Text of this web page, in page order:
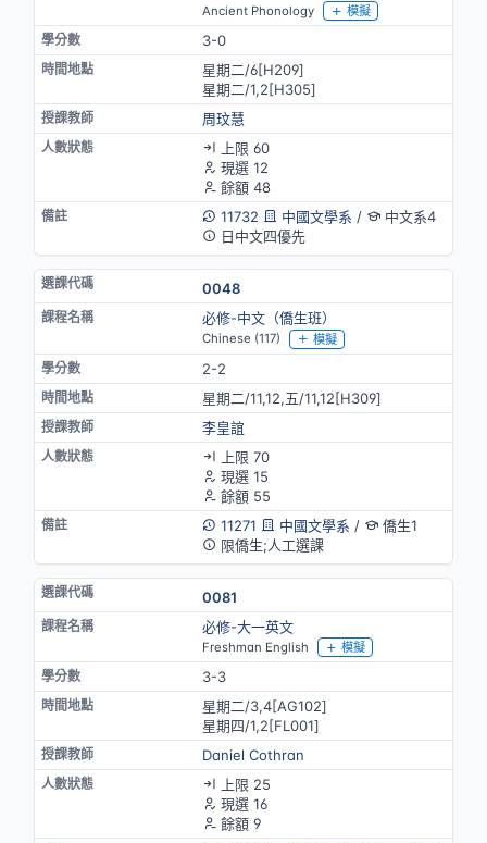
Ancient Phonology 模擬
3-0
星期二/6[H209]
星期二/1,2[H305]
周玟慧
上限 60
現選 12
餘額 48
11732
中國文學系 /
中文系4
日中文四優先
0048
必修-中文（僑生班）
Chinese (117) 模擬
2-2
星期二/11,12,五/11,12[H309]
李皇誼
上限 70
現選 15
餘額 55
11271
中國文學系 /
僑生1
限僑生;人工選課
0081
必修-大一英文
Freshman English 模擬
3-3
星期二/3,4[AG102]
星期四/1,2[FL001]
Daniel Cothran
上限 25
現選 16
餘額 9